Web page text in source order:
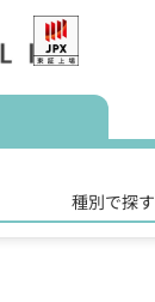
種別で探す